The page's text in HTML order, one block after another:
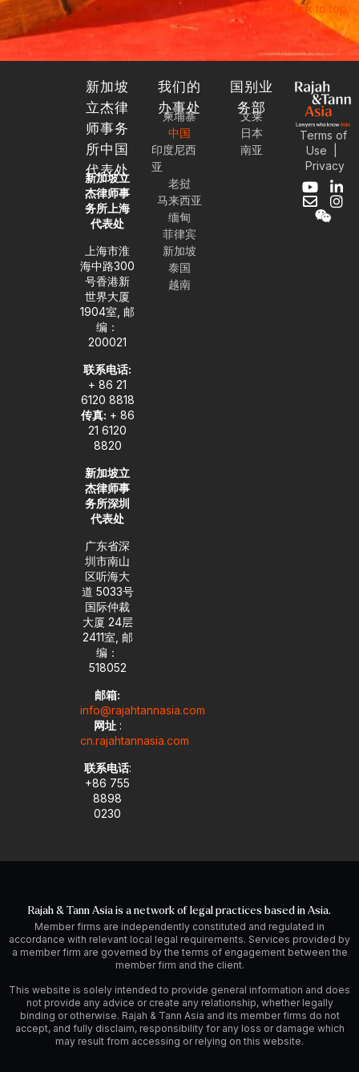
back to top
新加坡
立杰律
师事务
所中国
代表处
新加坡立
杰律师事
务所上海
代表处
上海市淮
海中路300
号香港新
世界大厦
1904室, 邮
编：
200021
联系电话:
+ 86 21
6120 8818
传真: + 86
21 6120
8820
新加坡立
杰律师事
务所深圳
代表处
广东省深
圳市南山
区听海大
道 5033号
国际仲裁
大厦 24层
2411室, 邮
编：
518052
邮箱:
info@rajahtannasia.com
网址:
cn.rajahtannasia.com
联系电话:
+86 755
8898
0230
我们的
办事处
柬埔寨
中国
印度尼西
亚
老挝
马来西亚
缅甸
菲律宾
新加坡
泰国
越南
国别业
务部
文莱
日本
南亚
Terms of
Use
Privacy
Y
o
u
L
i
E
n
v
I
n
W
e
i
Rajah & Tann Asia is a network of legal practices based in Asia.
Member firms are independently constituted and regulated in
accordance with relevant local legal requirements. Services provided by
a member firm are governed by the terms of engagement between the
member firm and the client.
This website is solely intended to provide general information and does
not provide any advice or create any relationship, whether legally
binding or otherwise. Rajah & Tann Asia and its member firms do not
accept, and fully disclaim, responsibility for any loss or damage which
may result from accessing or relying on this website.